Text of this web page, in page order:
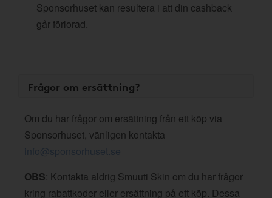
Sponsorhuset kan resultera i att din cashback
går förlorad.
Frågor om ersättning?
Om du har frågor om ersättning från ett köp via
Sponsorhuset, vänligen kontakta
info@sponsorhuset.se
OBS: Kontakta aldrig Smuuti Skin om du har frågor
kring rabattkoder eller ersättning på ett köp. Dessa